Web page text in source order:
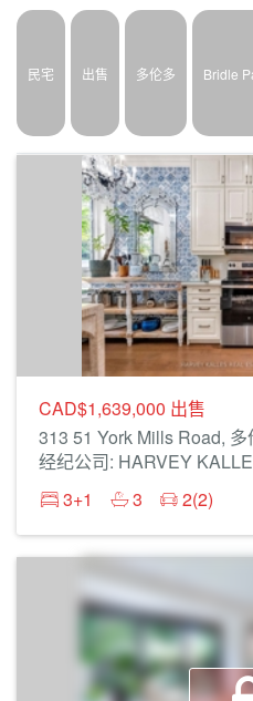
民宅 出售 多伦多 Bridle
CAD$1,639,000 出售
313 51 York Mills Road, 多
经纪公司: HARVEY
3+1
3 2(2)